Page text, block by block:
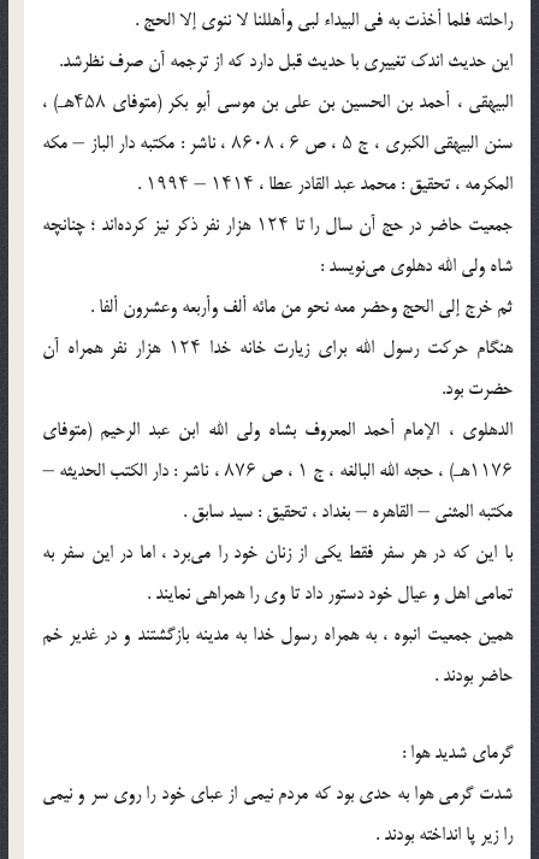
راحلته فلما أخذت به فی البیداء لبى وأهللنا لا ننوی إلا الحج .
این حدیث اندک تغییری با حدیث قبل دارد که از ترجمه آن صرف نظرشد.
البیهقی ، أحمد بن الحسین بن علی بن موسى أبو بکر (متوفای ۴۵۸هـ) ،
سنن البیهقی الکبرى ، ج ۵ ، ص ۶ ، ۸۶۰۸ ، ناشر : مکتبه دار الباز – مکه
المکرمه ، تحقیق : محمد عبد القادر عطا ، ۱۴۱۴ – ۱۹۹۴ .
جمعیت حاضر در حج آن سال را تا ۱۲۴ هزار نفر ذکر نیز کرده‌اند ؛ چنانچه
شاه ولی الله دهلوی می‌نویسد :
ثم خرج إلى الحج وحضر معه نحو من مائه ألف وأربعه وعشرون ألفا .
هنگام حرکت رسول الله برای زیارت خانه خدا ۱۲۴ هزار نفر همراه آن
حضرت بود.
الدهلوی ، الإمام أحمد المعروف بشاه ولی الله ابن عبد الرحیم (متوفای
۱۱۷۶هـ) ، حجه الله البالغه ، ج ۱ ، ص ۸۷۶ ، ناشر : دار الکتب الحدیثه –
مکتبه المثنى – القاهره – بغداد ، تحقیق : سید سابق .
با این که در هر سفر فقط یکی از زنان خود را می‌برد ، اما در این سفر به
تمامی اهل و عیال خود دستور داد تا وی را همراهی نمایند .
همین جمعیت انبوه ، به همراه رسول خدا به مدینه بازگشتند و در غدیر خم
حاضر بودند .
گرمای شدید هوا :
شدت گرمی هوا به حدی بود که مردم نیمی از عبای خود را روی سر و نیمی
را زیر پا انداخته بودند .